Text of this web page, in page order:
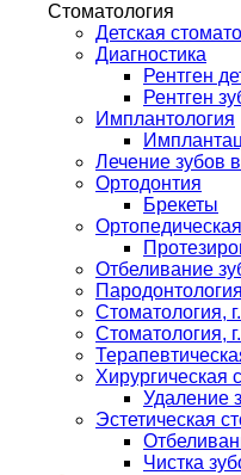
Стоматология
Детская
Диагностика
Рентген
Рентген
Имплантология
Лечение зубов
Ортодонтия
Брекеты
Отбеливание
Пародонтология
Стоматология,
Стоматология,
Хирургическая
Удаление
Эстетическая
Чистка